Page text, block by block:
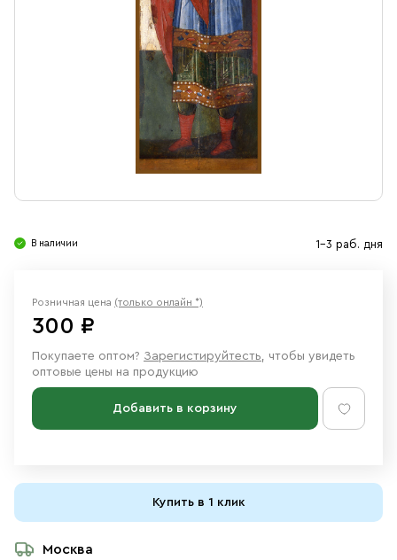
Ювелирные изделия
В наличии 1-3 раб. дня
Розничная цена (только онлайн *)
300 ₽
Покупаете оптом? Зарегистируйтесть, чтобы увидеть
оптовые цены на продукцию
Добавить в корзину
Купить в 1 клик
Москва